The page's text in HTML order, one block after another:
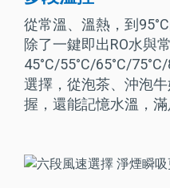
從常溫、溫熱，到
除了一鍵即出RO水與
45°C/55°C/65°C/
選擇，從泡茶、沖泡
握，還能記憶水溫，滿